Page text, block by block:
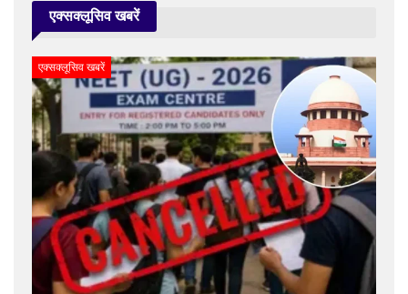
एक्सक्लूसिव खबरें
एक्सक्लूसिव खबरें